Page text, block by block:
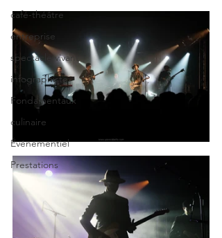
café-théâtre
entreprise
spectacle vivant
infographiste
Fondamentaux
culinaire
Événementiel
Prestations